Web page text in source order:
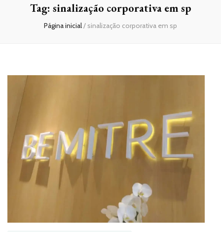
Tag: sinalização corporativa em sp
Página inicial/ sinalização corporativa em sp